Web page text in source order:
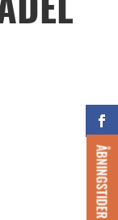
ÅBNINGSTIDER